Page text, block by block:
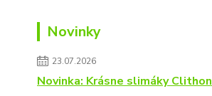
Novinky
23.07.2026
Novinka: Krásne slimáky Clithon